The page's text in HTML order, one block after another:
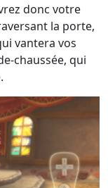
donc votre
la porte,
vantera vos
chaussée, qui